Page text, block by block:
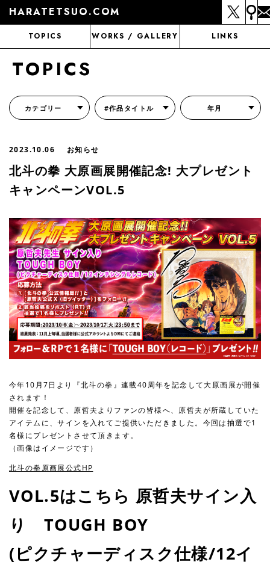
HARATETSUO.COM
TOPICS WORKS / GALLERY LINKS
TOPICS
カテゴリー #作品タイトル 年月
2023.10.06 お知らせ
北斗の拳 大原画展開催記念! 大プレゼント
キャンペーンVOL.5
今年10月7日より『北斗の拳』連載40周年を記念して大原画展が開催
されます！
開催を記念して、原哲夫よりファンの皆様へ、原哲夫が所蔵していた
アイテムに、サインを入れてご提供いただきました。今回は抽選で1
名様にプレゼントさせて頂きます。
（画像はイメージです）
北斗の拳原画展公式HP
VOL.5はこちら 原哲夫サイン入
り TOUGH BOY
(ピクチャーディスク仕様/12イ